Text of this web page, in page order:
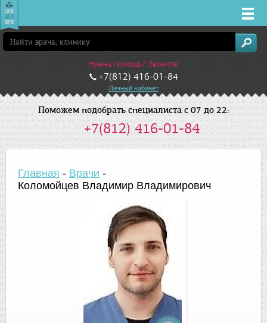
Врачи
Клиники
Заболевания
Лекарства
Акции
Нужна помощь? Звоните!
+7(812) 416-01-84
Личный кабинет
Поможем подобрать специалиста с 07 до 22:
+7(812) 416-01-84
Главная - Врачи -
Коломойцев Владимир Владимирович